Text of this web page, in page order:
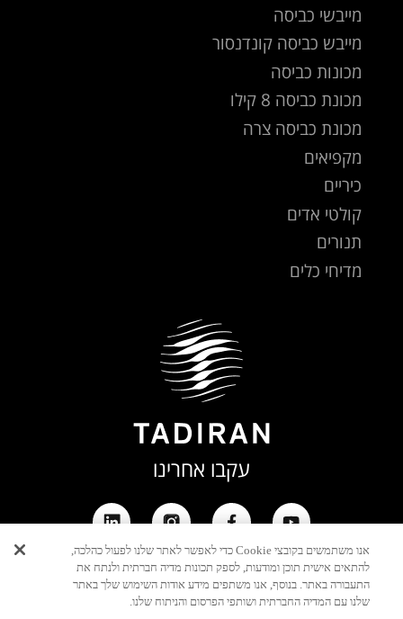
מייבשי כביסה
מייבש כביסה קונדנסור
מכונות כביסה
מכונת כביסה 8 קילו
מכונת כביסה צרה
מקפיאים
כיריים
קולטי אדים
תנורים
מדיחי כלים
עקבו אחרינו
אנו משתמשים בקובצי Cookie כדי לאפשר לאתר שלנו לפעול כהלכה,
להתאים אישית תוכן ומודעות, לספק תכונות מדיה חברתית ולנתח את
התעבורה באתר. בנוסף, אנו משתפים מידע אודות השימוש שלך באתר
שלנו עם המדיה החברתית ושותפי הפרסום והניתוח שלנו.